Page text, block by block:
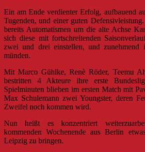
Ein am Ende verdienter Erfolg, aufbauend
Tugenden, und einer guten
bereits Automatismen um die alte Achse
sich diese mit fortschreitenden
zwei und drei einstellen, und zunehmend
münden.
Mit Marco Gühlke, Renè Röder, Teemu
bestritten 4 Akteure ihre erste
Spielminuten blieben im ersten Match mit
Max Schulemann zwei Youngster, deren
Zweifel noch kommen wird.
Nun heißt es konzentriert
kommenden Wochenende aus Berlin
Leipzig zu bringen.